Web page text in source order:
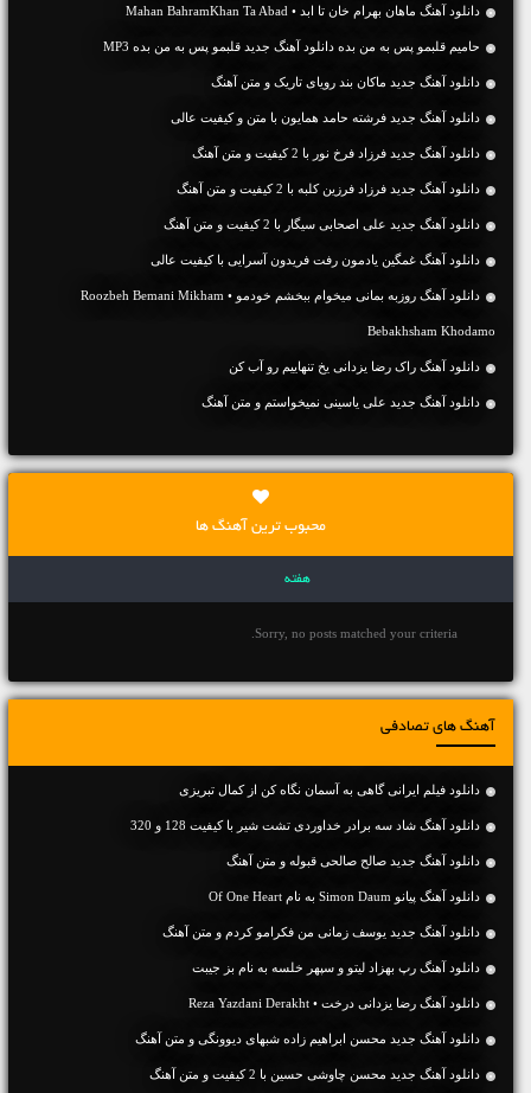
دانلود آهنگ ماهان بهرام خان تا ابد • Mahan BahramKhan Ta Abad
حامیم قلبمو پس به من بده دانلود آهنگ جدید قلبمو پس به من بده MP3
دانلود آهنگ جديد ماکان بند رویای تاریک و متن آهنگ
دانلود آهنگ جديد فرشته حامد همایون با متن و کیفیت عالی
دانلود آهنگ جديد فرزاد فرخ نور با 2 کیفیت و متن آهنگ
دانلود آهنگ جديد فرزاد فرزین کلبه با 2 کیفیت و متن آهنگ
دانلود آهنگ جديد علی اصحابی سیگار با 2 کیفیت و متن آهنگ
دانلود آهنگ غمگین یادمون رفت فریدون آسرایی با کیفیت عالی
دانلود آهنگ روزبه بمانی میخوام ببخشم خودمو • Roozbeh Bemani Mikham
Bebakhsham Khodamo
دانلود آهنگ راک رضا یزدانی یخ تنهاییم رو آب کن
دانلود آهنگ جديد علی یاسینی نمیخواستم و متن آهنگ
محبوب ترین آهنگ ها
هفته
Sorry, no posts matched your criteria.
آهنگ های تصادفی
دانلود فیلم ایرانی گاهی به آسمان نگاه کن از کمال تبریزی
دانلود آهنگ شاد سه برادر خداوردی تشت شیر با کیفیت 128 و 320
دانلود آهنگ جديد صالح صالحی قبوله و متن آهنگ
دانلود آهنگ پیانو Simon Daum به نام Of One Heart
دانلود آهنگ جديد یوسف زمانی من فکرامو کردم و متن آهنگ
دانلود آهنگ رپ بهزاد لیتو و سپهر خلسه به نام بز جیبت
دانلود آهنگ رضا یزدانی درخت • Reza Yazdani Derakht
دانلود آهنگ جديد محسن ابراهیم زاده شبهای دیوونگی و متن آهنگ
دانلود آهنگ جديد محسن چاوشی حسین با 2 کیفیت و متن آهنگ